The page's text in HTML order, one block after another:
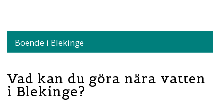
Boende i Blekinge
Vad kan du göra nära vatten
i Blekinge?